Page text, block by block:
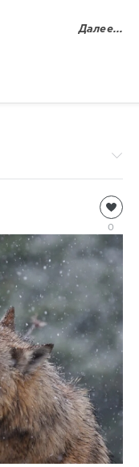
Далее...
0